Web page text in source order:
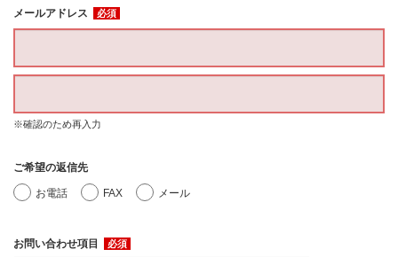
メールアドレス 必須
※確認のため再入力
ご希望の返信先
お電話 FAX メール
お問い合わせ項目 必須